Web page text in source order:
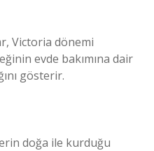
Victoria dönemi
evde bakımına dair
gösterir.
doğa ile kurduğu